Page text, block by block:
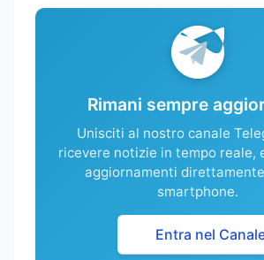
Rimani sempre
Unisciti al nostro canale
ricevere notizie in tempo reale,
aggiornamenti
smartphone.
Entra nel